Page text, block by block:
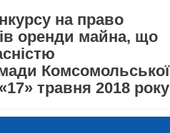
на право
оренди майна, що
Комсомольської
травня 2018 року